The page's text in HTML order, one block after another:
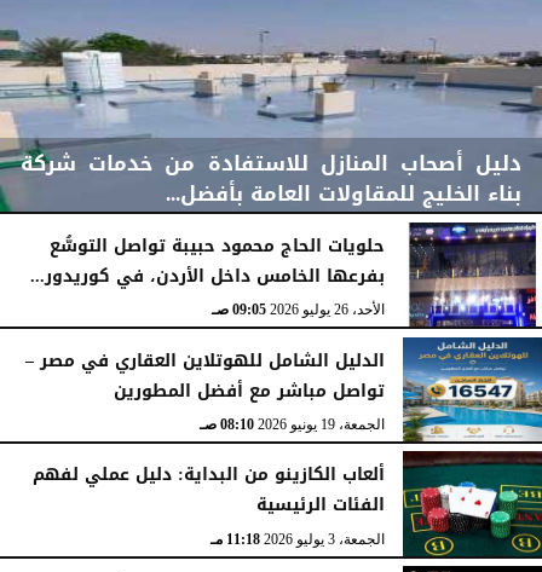
دليل أصحاب المنازل للاستفادة من خدمات شركة
بناء الخليج للمقاولات العامة بأفضل...
الأحد، 2 أغسطس 2026 11:48 صـ
حلويات الحاج محمود حبيبة تواصل التوسُّع
بفرعها الخامس داخل الأردن، في كوريدور...
الأحد، 26 يوليو 2026 09:05 صـ
الدليل الشامل للهوتلاين العقاري في مصر –
تواصل مباشر مع أفضل المطورين
الجمعة، 19 يونيو 2026 08:10 صـ
ألعاب الكازينو من البداية: دليل عملي لفهم
الفئات الرئيسية
الجمعة، 3 يوليو 2026 11:18 مـ